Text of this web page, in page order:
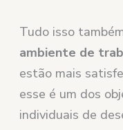
Tudo isso
ambiente de
estão mais
esse é um dos
individuais de